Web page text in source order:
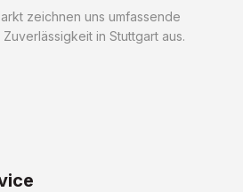
zeichnen uns umfassende
in Stuttgart aus.